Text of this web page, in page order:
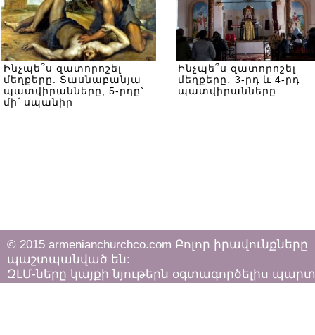
Ինչպե՞ս զատորոշել
մեղքերը. Տասնաբանյա
պատվիրանները, 5-րդը՝
մի՛ սպանիր
Ինչպե՞ս զատորոշել
մեղքերը․ 3-րդ և 4-րդ
պատվիրանները
© 2015 armenianchurchco.com Բոլոր իրավունքները
պաշտպանված են:
ԶԼՄ-ները կայքի նյութերն օգտագործելիս